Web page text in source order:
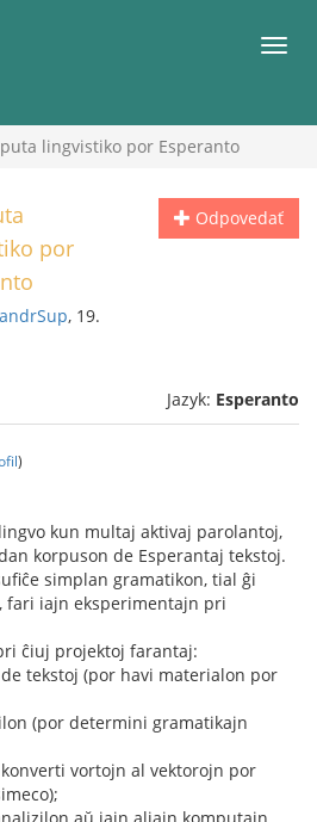
lingvistiko por Esperanto
Odpovedať
por
, 19.
Jazyk: Esperanto
)
kun multaj aktivaj parolantoj,
korpuson de Esperantaj tekstoj.
simplan gramatikon, tial ĝi
fari iajn eksperimentajn pri
ĉiuj projektoj farantaj:
tekstoj (por havi materialon por
(por determini gramatikajn
vortojn al vektorojn por